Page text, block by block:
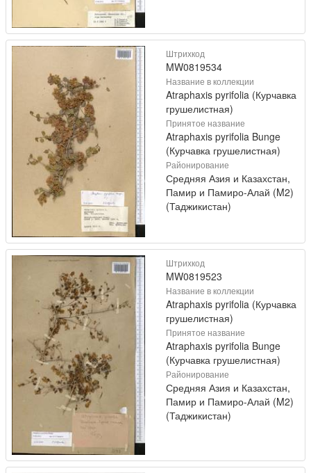
Штрихкод
MW0819534
Название в коллекции
Atraphaxis pyrifolia (Курчавка
грушелистная)
Принятое название
Atraphaxis pyrifolia Bunge
(Курчавка грушелистная)
Районирование
Средняя Азия и Казахстан,
Памир и Памиро-Алай (M2)
(Таджикистан)
Штрихкод
MW0819523
Название в коллекции
Atraphaxis pyrifolia (Курчавка
грушелистная)
Принятое название
Atraphaxis pyrifolia Bunge
(Курчавка грушелистная)
Районирование
Средняя Азия и Казахстан,
Памир и Памиро-Алай (M2)
(Таджикистан)